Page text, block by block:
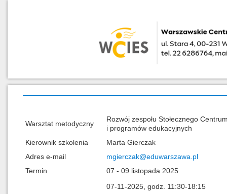
Warsztat metodyczny
Rozwój zespołu Stołecznego
i programów edukacyjnych
Kierownik szkolenia
Marta Gierczak
Adres e-mail
mgierczak@eduwarszawa.pl
Termin
07 - 09 listopada 2025
07-11-2025, godz. 11:30-18:15